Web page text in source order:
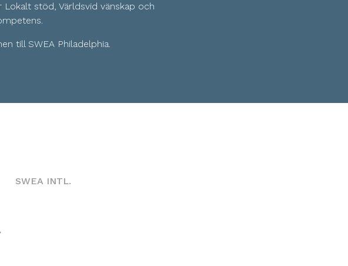
Lokalt stöd, Världsvid vänskap och
till SWEA Philadelphia.
SWEA INTL.